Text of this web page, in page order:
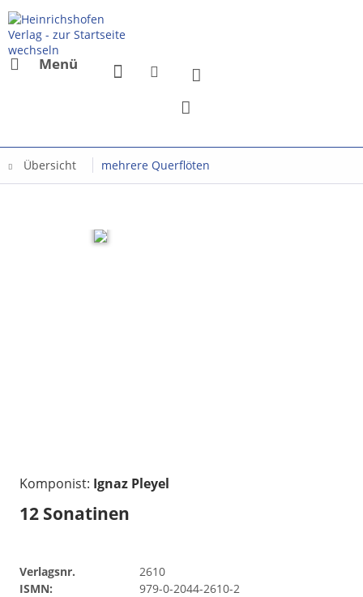
Menü
Übersicht mehrere Querflöten
Komponist: Ignaz Pleyel
12 Sonatinen
Verlagsnr.
2610
ISMN:
979-0-2044-2610-2